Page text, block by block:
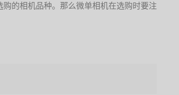
的相机品种。那么微单相机在选购时要注